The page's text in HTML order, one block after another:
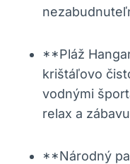
**Pláž
krištáľovo
vodnými
relax a
**Národný